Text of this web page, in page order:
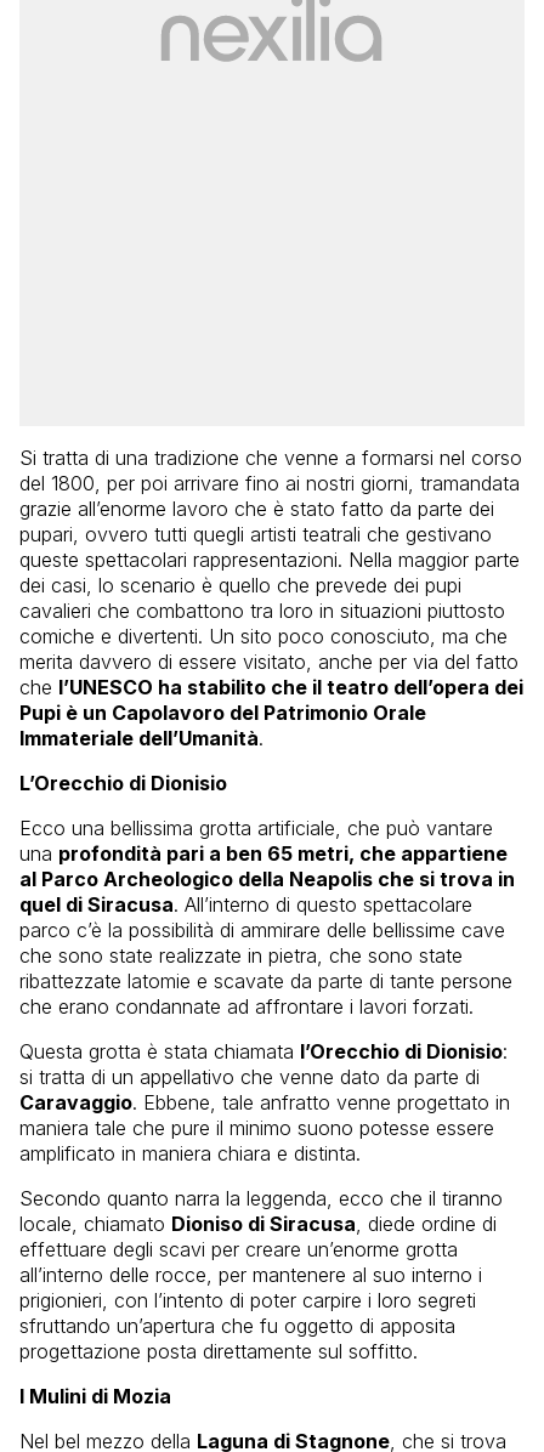
Si tratta di una tradizione che venne a formarsi nel corso
del 1800, per poi arrivare fino ai nostri giorni, tramandata
grazie all’enorme lavoro che è stato fatto da parte dei
pupari, ovvero tutti quegli artisti teatrali che gestivano
queste spettacolari rappresentazioni. Nella maggior parte
dei casi, lo scenario è quello che prevede dei pupi
cavalieri che combattono tra loro in situazioni piuttosto
comiche e divertenti. Un sito poco conosciuto, ma che
merita davvero di essere visitato, anche per via del fatto
che l’UNESCO ha stabilito che il teatro dell’opera dei
Pupi è un Capolavoro del Patrimonio Orale
Immateriale dell’Umanità.
L’Orecchio di Dionisio
Ecco una bellissima grotta artificiale, che può vantare
una profondità pari a ben 65 metri, che appartiene
al Parco Archeologico della Neapolis che si trova in
quel di Siracusa. All’interno di questo spettacolare
parco c’è la possibilità di ammirare delle bellissime cave
che sono state realizzate in pietra, che sono state
ribattezzate latomie e scavate da parte di tante persone
che erano condannate ad affrontare i lavori forzati.
Questa grotta è stata chiamata l’Orecchio di Dionisio:
si tratta di un appellativo che venne dato da parte di
Caravaggio. Ebbene, tale anfratto venne progettato in
maniera tale che pure il minimo suono potesse essere
amplificato in maniera chiara e distinta.
Secondo quanto narra la leggenda, ecco che il tiranno
locale, chiamato Dioniso di Siracusa , diede ordine di
effettuare degli scavi per creare un’enorme grotta
all’interno delle rocce, per mantenere al suo interno i
prigionieri, con l’intento di poter carpire i loro segreti
sfruttando un’apertura che fu oggetto di apposita
progettazione posta direttamente sul soffitto.
I Mulini di Mozia
Nel bel mezzo della Laguna di Stagnone , che si trova